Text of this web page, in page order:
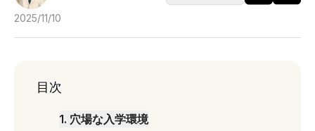
2025/11/10
目次
1. 穴場な入学環境